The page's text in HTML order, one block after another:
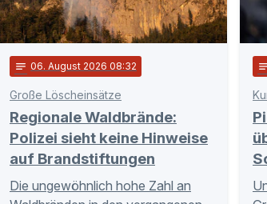
notes 06. August 2026 08:32
Große Löscheinsätze
Regionale Waldbrände:
Polizei sieht keine Hinweise
auf Brandstiftungen
Die ungewöhnlich hohe Zahl an